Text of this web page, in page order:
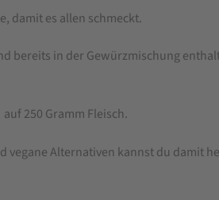
damit es allen schmeckt.
bereits in der Gewürzmischung
250 Gramm Fleisch.
vegane Alternativen kannst du damit